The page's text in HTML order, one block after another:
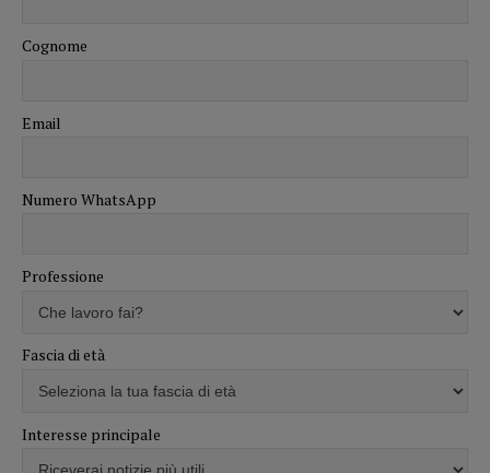
Cognome
Email
Numero WhatsApp
Professione
Fascia di età
Interesse principale